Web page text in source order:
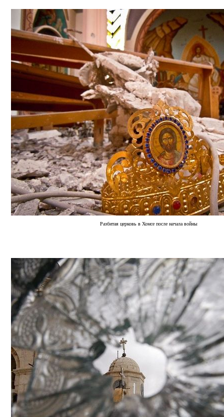
Разбитая церковь в Хомсе после начала войны